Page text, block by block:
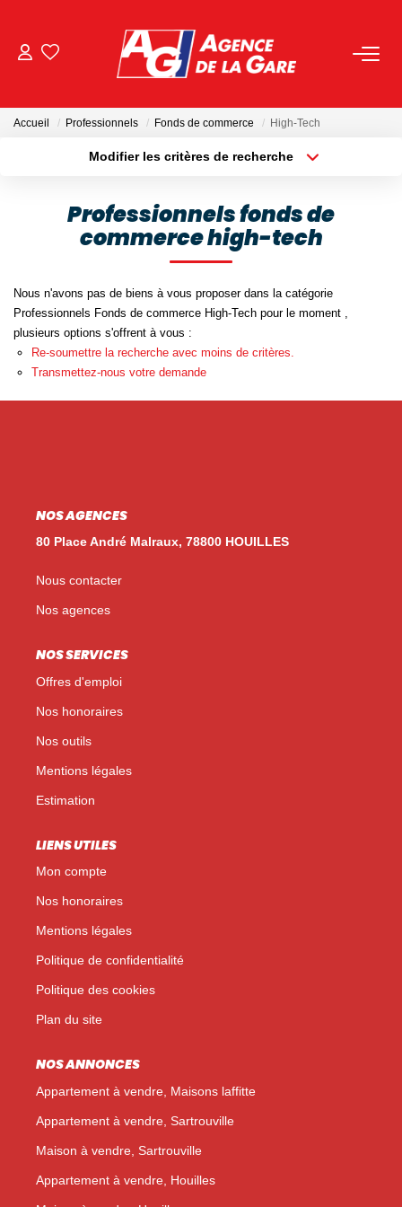
BIENS VENDUS
NOS AGENCES
Toutes Les Agences
Nous Rejoindre
EN ES
Accueil Professionnels Fonds de commerce High-Tech
Modifier les critères de recherche
Surface min Budget max
Professionnels fonds de
commerce high-tech
Nous n'avons pas de biens à vous proposer dans la catégorie
Professionnels Fonds de commerce High-Tech pour le moment ,
plusieurs options s'offrent à vous :
Re-soumettre la recherche avec moins de critères.
Transmettez-nous votre demande
NOS AGENCES
80 Place André Malraux, 78800 HOUILLES
Nous contacter
Nos agences
NOS SERVICES
Offres d'emploi
Nos honoraires
Nos outils
Mentions légales
Estimation
LIENS UTILES
Mon compte
Nos honoraires
Mentions légales
Politique de confidentialité
Politique des cookies
Plan du site
NOS ANNONCES
Appartement à vendre, Maisons laffitte
Appartement à vendre, Sartrouville
Maison à vendre, Sartrouville
Appartement à vendre, Houilles